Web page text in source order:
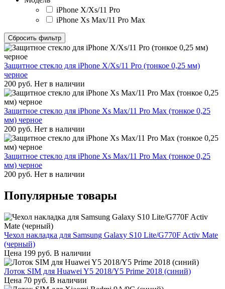
iPhone X/Xs/11 Pro
iPhone Xs Max/11 Pro Max
Сбросить фильтр
Защитное стекло для iPhone X/Xs/11 Pro (тонкое 0,25 мм)
черное
200 руб. Нет в наличии
Защитное стекло для iPhone Xs Max/11 Pro Max (тонкое 0,25
мм) черное
200 руб. Нет в наличии
Защитное стекло для iPhone Xs Max/11 Pro Max (тонкое 0,25
мм) черное
200 руб. Нет в наличии
Популярные товары
Чехол накладка для Samsung Galaxy S10 Lite/G770F Activ Mate
(черный)
Цена 199 руб. В наличии
Лоток SIM для Huawei Y5 2018/Y5 Prime 2018 (синий)
Цена 70 руб. В наличии